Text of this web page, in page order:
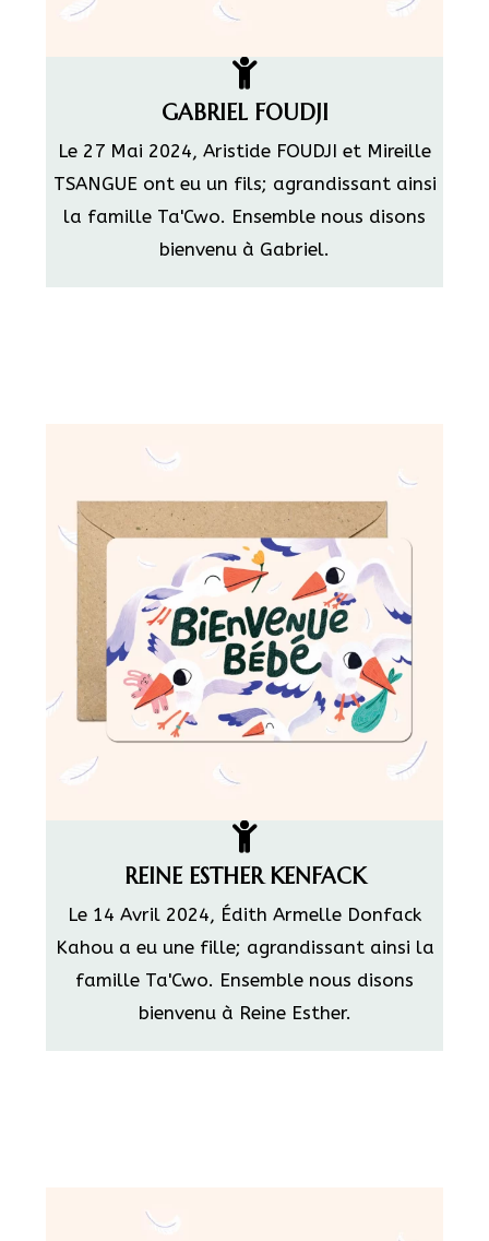
GABRIEL FOUDJI
Le 27 Mai 2024, Aristide FOUDJI et Mireille
TSANGUE ont eu un fils; agrandissant ainsi
la famille Ta'Cwo. Ensemble nous disons
bienvenu à Gabriel.
REINE ESTHER KENFACK
Le 14 Avril 2024, Édith Armelle Donfack
Kahou a eu une fille; agrandissant ainsi la
famille Ta'Cwo. Ensemble nous disons
bienvenu à Reine Esther.